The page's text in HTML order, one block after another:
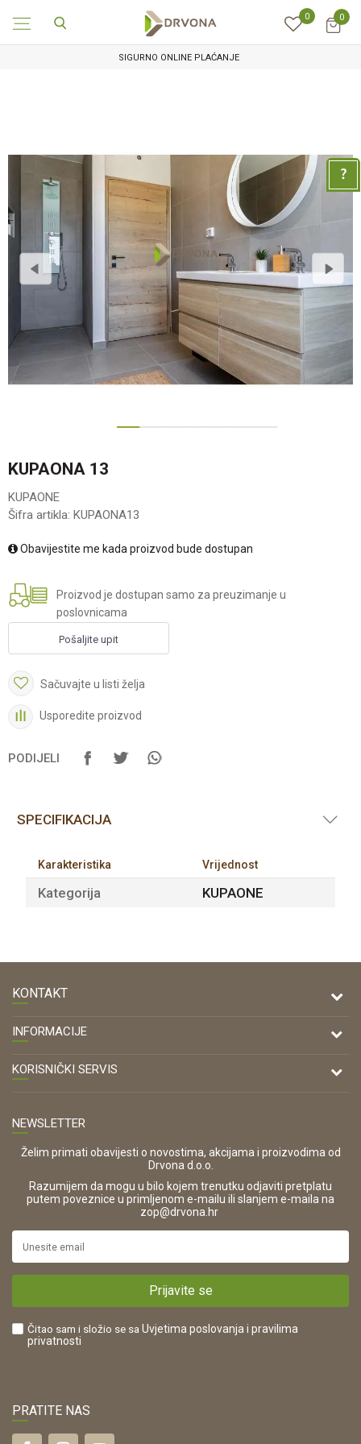
0 0
SIGURNO ONLINE PLAĆANJE
KUPAONA 13
KUPAONE
Šifra artikla: KUPAONA13
Obavijestite me kada proizvod bude dostupan
Proizvod je dostupan samo za preuzimanje u
poslovnicama
Pošaljite upit
Sačuvajte u listi želja
Usporedite proizvod
PODIJELI
SPECIFIKACIJA
Karakteristika Vrijednost
Kategorija KUPAONE
KONTAKT
DRVONA D.O.O.
Antuna Mihanovića 7,
47000 Karlovac
OIB:
42821181683
16280
https://www.drvona.hr/
POREZNI BROJ:
INFORMACIJE
O nama
KORISNIČKI SERVIS
Zaštita privatnosti i osobnih podataka
Korištenje kolačića
Pravo na odustajanje i jednostrani raskid ugovora
Reklamacije
Plaćanje karticama
Što dobivam registracijom?
NEWSLETTER
Želim primati obavijesti o novostima, akcijama i proizvodima od
Drvona d.o.o.
Razumijem da mogu u bilo kojem trenutku odjaviti pretplatu
putem poveznice u primljenom e-mailu ili slanjem e-maila na
zop@drvona.hr
Prijavite se
Čitao sam i složio se sa Uvjetima poslovanja i pravilima
privatnosti
PRATITE NAS